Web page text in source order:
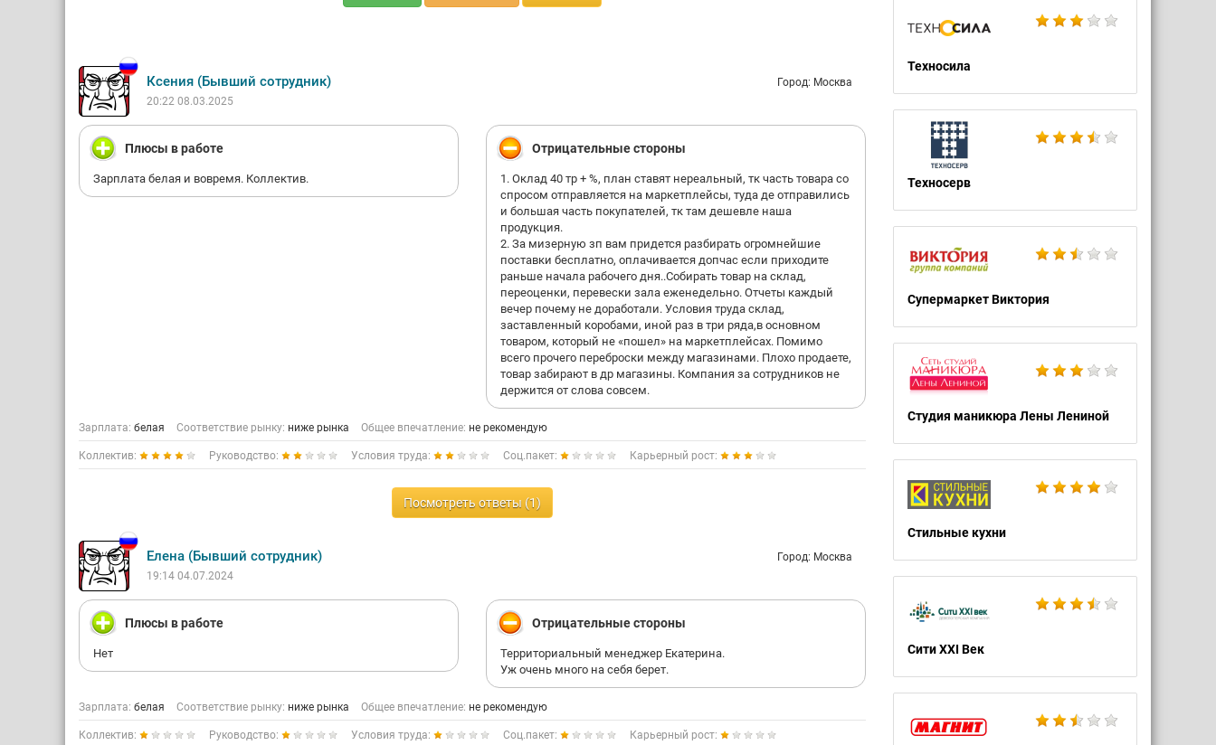
Техносила
Техносерв
Супермаркет Виктория
Студия маникюра Лены Лениной
Стильные кухни
Сити XXI Век
Ксения (Бывший сотрудник)
Город: Москва
20:22 08.03.2025
Плюсы в работе
Зарплата белая и вовремя. Коллектив.
Отрицательные стороны
1. Оклад 40 тр + %, план ставят нереальный, тк часть товара со
спросом отправляется на маркетплейсы, туда де отправились
и большая часть покупателей, тк там дешевле наша
продукция.
2. За мизерную зп вам придется разбирать огромнейшие
поставки бесплатно, оплачивается допчас если приходите
раньше начала рабочего дня..Собирать товар на склад,
переоценки, перевески зала еженедельно. Отчеты каждый
вечер почему не доработали. Условия труда склад,
заставленный коробами, иной раз в три ряда,в основном
товаром, который не «пошел» на маркетплейсах. Помимо
всего прочего переброски между магазинами. Плохо продаете,
товар забирают в др магазины. Компания за сотрудников не
держится от слова совсем.
Зарплата: белая Соответствие рынку: ниже рынка Общее впечатление: не рекомендую
Коллектив: Руководство: Условия труда: Соц.пакет: Карьерный рост:
Посмотреть ответы (1)
Елена (Бывший сотрудник)
Город: Москва
19:14 04.07.2024
Плюсы в работе
Нет
Отрицательные стороны
Территориальный менеджер Екатерина.
Уж очень много на себя берет.
Зарплата: белая Соответствие рынку: ниже рынка Общее впечатление: не рекомендую
Коллектив: Руководство: Условия труда: Соц.пакет: Карьерный рост: